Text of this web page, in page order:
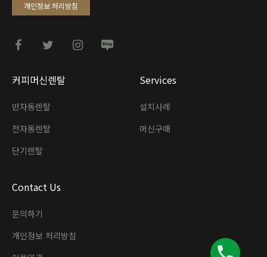
커피머신렌탈
반자동렌탈
전자동렌탈
단기렌탈
Services
설치사례
머신구매
Contact Us
문의하기
개인정보 처리방침
개인정보 처리방침